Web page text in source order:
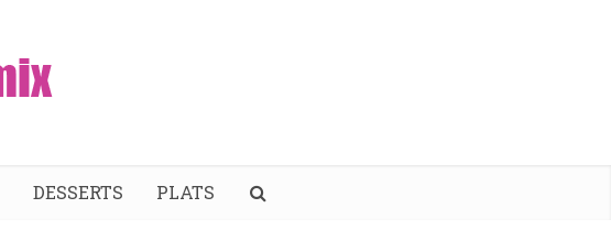
DESSERTS PLATS